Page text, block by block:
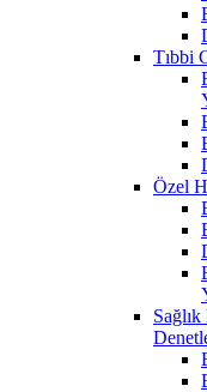
Tıbbi
Özel